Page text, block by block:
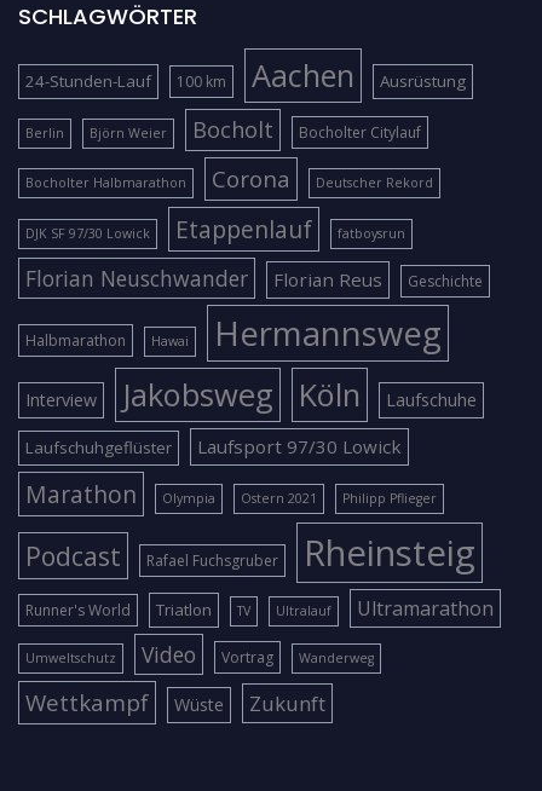
SCHLAGWÖRTER
24-Stunden-Lauf 100 km Aachen Ausrüstung
Berlin Björn Weier Bocholt Bocholter Citylauf
Bocholter Halbmarathon Corona Deutscher Rekord
DJK SF 97/30 Lowick Etappenlauf fatboysrun
Florian Neuschwander Florian Reus Geschichte
Halbmarathon Hawai Hermannsweg
Interview Jakobsweg Köln Laufschuhe
Laufschuhgeflüster Laufsport 97/30 Lowick
Marathon Olympia Ostern 2021 Philipp Pflieger
Podcast Rafael Fuchsgruber Rheinsteig
Runner's World Triatlon TV Ultralauf Ultramarathon
Umweltschutz Video Vortrag Wanderweg
Wettkampf Wüste Zukunft